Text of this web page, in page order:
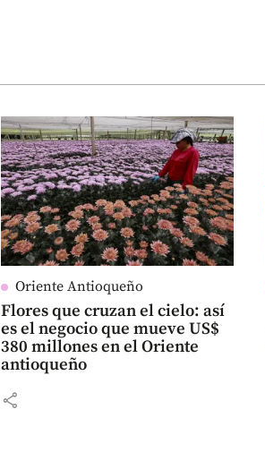
Oriente Antioqueño
Flores que cruzan el cielo: así
es el negocio que mueve US$
380 millones en el Oriente
antioqueño
share